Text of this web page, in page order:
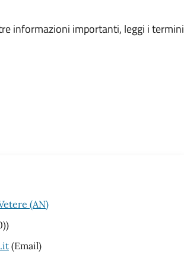
informazioni importanti, leggi i termini
(AN)
(Email)